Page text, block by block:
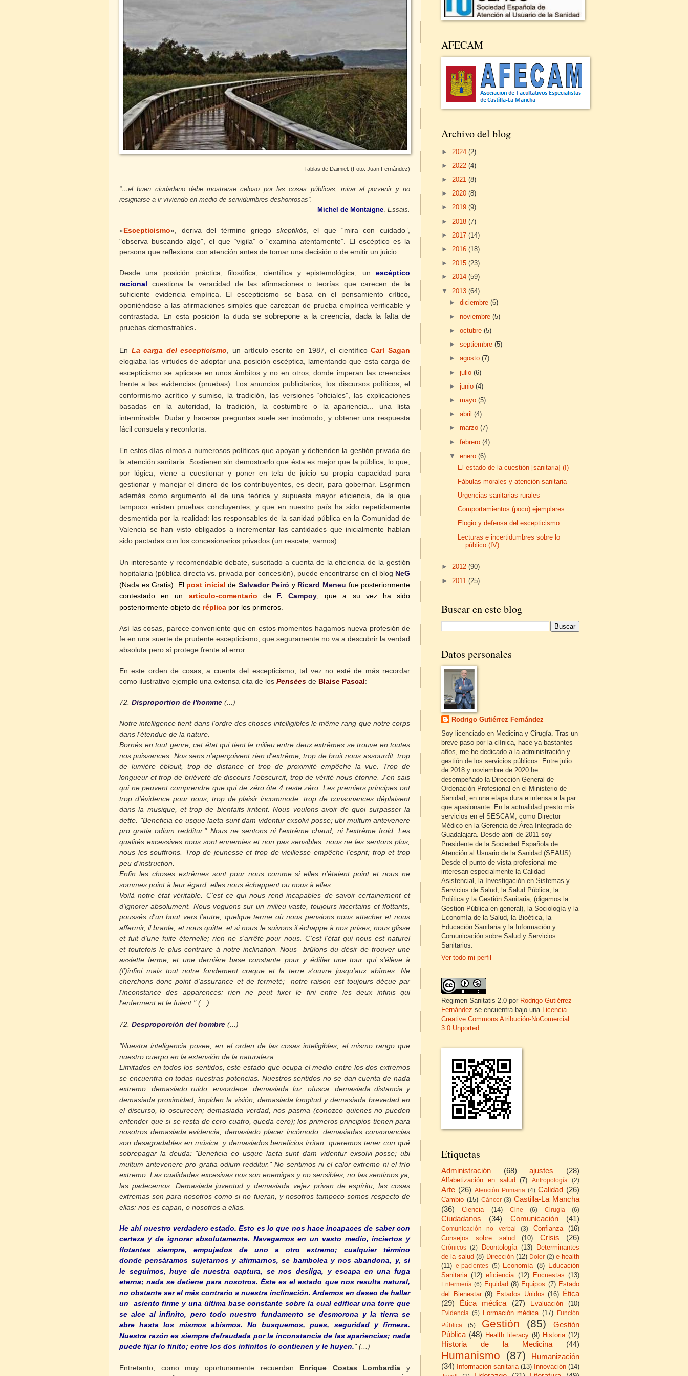
Tablas de Daimiel. (Foto: Juan Fernández)
“…el buen ciudadano debe mostrarse celoso por las cosas públicas, mirar al porvenir y no
resignarse a ir viviendo en medio de servidumbres deshonrosas”.
Michel de Montaigne. Essais.
«Escepticismo», deriva del término griego skeptikós, el que “mira con cuidado”,
"observa buscando algo", el que “vigila” o “examina atentamente”. El escéptico es la
persona que reflexiona con atención antes de tomar una decisión o de emitir un juicio.
Desde una posición práctica, filosófica, científica y epistemológica, un escéptico
racional
cuestiona la veracidad de las afirmaciones o teorías que carecen de la
suficiente evidencia empírica. El escepticismo se basa en el pensamiento crítico,
oponiéndose a las afirmaciones simples que carezcan de prueba empírica verificable y
contrastada. En esta posición la dudase sobrepone a la creencia, dada la falta de
pruebas demostrables.
En La carga del escepticismo, un artículo escrito en 1987, el científicoCarl Sagan
elogiaba las virtudes de adoptar una posición escéptica, lamentando que esta carga de
escepticismo se aplicase en unos ámbitos y no en otros, donde imperan las creencias
frente a las evidencias (pruebas). Los anuncios publicitarios, los discursos políticos, el
conformismo acrítico y sumiso, la tradición, las versiones “oficiales”, las explicaciones
basadas en la autoridad, la tradición, la costumbre o la apariencia... una lista
interminable. Dudar y hacerse preguntas suele ser incómodo, y obtener una respuesta
fácil consuela y reconforta.
En estos días oímos a numerosos políticos que apoyan y defienden la gestión privada de
la atención sanitaria. Sostienen sin demostrarlo que ésta es mejor que la pública, lo que,
por lógica, viene a cuestionar y poner en tela de juicio su propia capacidad para
gestionar y manejar el dinero de los contribuyentes, es decir, para gobernar. Esgrimen
además como argumento el de una teórica y supuesta mayor eficiencia, de la que
tampoco existen pruebas concluyentes, y que en nuestro país ha sido repetidamente
desmentida por la realidad: los responsables de la sanidad pública en la Comunidad de
Valencia se han visto obligados a incrementar las cantidades que inicialmente habían
sido pactadas con los concesionarios privados (un rescate, vamos).
Un interesante y recomendable debate, suscitado a cuenta de la eficiencia de la gestión
hopitalaria (pública directa vs. privada por concesión), puede encontrarse en el blog NeG
(Nada es Gratis). El post inicial de Salvador Peiró y Ricard Meneu fue posteriormente
contestado en un artículo-comentario de F. Campoy, que a su vez ha sido
posteriormente objeto de réplica por los primeros.
Así las cosas, parece conveniente que en estos momentos hagamos nueva profesión de
fe en una suerte de prudente escepticismo, que seguramente no va a descubrir la verdad
absoluta pero sí protege frente al error...
En este orden de cosas, a cuenta del escepticismo, tal vez no esté de más recordar
como ilustrativo ejemplo una extensa cita de los Pensées de Blaise Pascal:
72. Disproportion de l'homme (...)
Notre intelligence tient dans l'ordre des choses intelligibles le même rang que notre corps
dans l'étendue de la nature.
Bornés en tout genre, cet état qui tient le milieu entre deux extrêmes se trouve en toutes
nos puissances. Nos sens n'aperçoivent rien d'extrême, trop de bruit nous assourdit, trop
de lumière éblouit, trop de distance et trop de proximité empêche la vue. Trop de
longueur et trop de brièveté de discours l'obscurcit, trop de vérité nous étonne. J'en sais
qui ne peuvent comprendre que qui de zéro ôte 4 reste zéro. Les premiers principes ont
trop d'évidence pour nous; trop de plaisir incommode, trop de consonances déplaisent
dans la musique, et trop de bienfaits irritent. Nous voulons avoir de quoi surpasser la
dette. "Beneficia eo usque laeta sunt dam videntur exsolvi posse; ubi multum antevenere
pro gratia odium redditur." Nous ne sentons ni l'extrême chaud, ni l'extrême froid. Les
qualités excessives nous sont ennemies et non pas sensibles, nous ne les sentons plus,
nous les souffrons. Trop de jeunesse et trop de vieillesse empêche l'esprit; trop et trop
peu d'instruction.
Enfin les choses extrêmes sont pour nous comme si elles n'étaient point et nous ne
sommes point à leur égard; elles nous échappent ou nous à elles.
Voilà notre état véritable. C'est ce qui nous rend incapables de savoir certainement et
d'ignorer absolument. Nous voguons sur un milieu vaste, toujours incertains et flottants,
poussés d'un bout vers l'autre; quelque terme où nous pensions nous attacher et nous
affermir, il branle, et nous quitte, et si nous le suivons il échappe à nos prises, nous glisse
et fuit d'une fuite éternelle; rien ne s'arrête pour nous. C'est l'état qui nous est naturel
et toutefois le plus contraire à notre inclination. Nous brûlons du désir de trouver une
assiette ferme, et une dernière base constante pour y édifier une tour qui s'élève à
(l')infini mais tout notre fondement craque et la terre s'ouvre jusqu'aux abîmes. Ne
cherchons donc point d'assurance et de fermeté; notre raison est toujours déçue par
l'inconstance des apparences: rien ne peut fixer le fini entre les deux infinis qui
l'enferment et le fuient." (...)
72. Desproporción del hombre (...)
"Nuestra inteligencia posee, en el orden de las cosas inteligibles, el mismo rango que
nuestro cuerpo en la extensión de la naturaleza.
Limitados en todos los sentidos, este estado que ocupa el medio entre los dos extremos
se encuentra en todas nuestras potencias. Nuestros sentidos no se dan cuenta de nada
extremo: demasiado ruido, ensordece; demasiada luz, ofusca; demasiada distancia y
demasiada proximidad, impiden la visión; demasiada longitud y demasiada brevedad en
el discurso, lo oscurecen; demasiada verdad, nos pasma (conozco quienes no pueden
entender que si se resta de cero cuatro, queda cero); los primeros principios tienen para
nosotros demasiada evidencia, demasiado placer incómodo; demasiadas consonancias
son desagradables en música; y demasiados beneficios irritan, queremos tener con qué
sobrepagar la deuda: "Beneficia eo usque laeta sunt dam videntur exsolvi posse; ubi
multum antevenere pro gratia odium redditur." No sentimos ni el calor extremo ni el frío
extremo. Las cualidades excesivas nos son enemigas y no sensibles; no las sentimos ya,
las padecemos. Demasiada juventud y demasiada vejez privan de espíritu, las cosas
extremas son para nosotros como si no fueran, y nosotros tampoco somos respecto de
ellas: nos es capan, o nosotros a ellas.
He ahí nuestro verdadero estado. Esto es lo que nos hace incapaces de saber con
certeza y de ignorar absolutamente. Navegamos en un vasto medio, inciertos y
flotantes siempre, empujados de uno a otro extremo; cualquier término
donde pensáramos sujetarnos y afirmarnos, se bambolea y nos abandona, y, si
le seguimos, huye de nuestra captura, se nos desliga, y escapa en una fuga
eterna; nada se detiene para nosotros. Éste es el estado que nos resulta natural,
no obstante ser el más contrario a nuestra inclinación. Ardemos en deseo de hallar
un asiento firme y una última base constante sobre la cual edificar una torre que
se alce al infinito, pero todo nuestro fundamento se desmorona y la tierra se
abre hasta los mismos abismos. No busquemos, pues, seguridad y firmeza.
Nuestra razón es siempre defraudada por la inconstancia de las apariencias; nada
puede fijar lo finito; entre los dos infinitos lo contienen y le huyen." (...)
Entretanto, como muy oportunamente recuerdan Enrique Costas Lombardía y
AFECAM
Archivo del blog
► 2024 (2)
► 2022 (4)
► 2021 (8)
► 2020 (8)
► 2019 (9)
► 2018 (7)
► 2017 (14)
► 2016 (18)
► 2015 (23)
► 2014 (59)
▼ 2013 (64)
►diciembre(6)
►noviembre(5)
►octubre(5)
►septiembre(5)
►agosto(7)
►julio(6)
►junio(4)
►mayo(5)
►abril(4)
►marzo(7)
►febrero(4)
▼enero(6)
El estado de la cuestión [sanitaria] (I)
Fábulas morales y atención sanitaria
Urgencias sanitarias rurales
Comportamientos (poco) ejemplares
Elogio y defensa del escepticismo
Lecturas e incertidumbres sobre lo
público (IV)
► 2012 (90)
► 2011 (25)
Buscar en este blog
Datos personales
Rodrigo Gutiérrez Fernández
Soy licenciado en Medicina y Cirugía. Tras un
breve paso por la clínica, hace ya bastantes
años, me he dedicado a la administración y
gestión de los servicios públicos. Entre julio
de 2018 y noviembre de 2020 he
desempeñado la Dirección General de
Ordenación Profesional en el Ministerio de
Sanidad, en una etapa dura e intensa a la par
que apasionante. En la actualidad presto mis
servicios en el SESCAM, como Director
Médico en la Gerencia de Área Integrada de
Guadalajara. Desde abril de 2011 soy
Presidente de la Sociedad Española de
Atención al Usuario de la Sanidad (SEAUS).
Desde el punto de vista profesional me
interesan especialmente la Calidad
Asistencial, la Investigación en Sistemas y
Servicios de Salud, la Salud Pública, la
Política y la Gestión Sanitaria, (digamos la
Gestión Pública en general), la Sociología y la
Economía de la Salud, la Bioética, la
Educación Sanitaria y la Información y
Comunicación sobre Salud y Servicios
Sanitarios.
Ver todo mi perfil
Regimen Sanitatis 2.0 por Rodrigo Gutiérrez
Fernández se encuentra bajo una Licencia
Creative Commons Atribución-NoComercial
3.0 Unported.
Etiquetas
Administración (68) ajustes (28)
Alfabetización en salud (7) Antropología (2)
Arte (26) Atención Primaria (4) Calidad (26)
Cambio (15) Cáncer (3) Castilla-La Mancha
(36)
Ciencia (14) Cine (6) Cirugía (6)
Ciudadanos (34) Comunicación (41)
Comunicación no verbal (3) Confianza
(16)
Consejos sobre salud
(10) Crisis (26)
Crónicos (2) Deontología (13)
Determinantes
de la salud (8) Dirección (12) Dolor (2) e-health
(11)
e-pacientes (5) Economía (8)
Educación
Sanitaria (12) eficiencia (12) Encuestas (13)
Enfermería (6) Equidad (8) Equipos (7) Estado
del Bienestar (9) Estados Unidos (16) Ética
(29)
Ética médica (27) Evaluación (10)
Evidencia (5) Formación médica (17)
Función
Pública
(5) Gestión (85)
Gestión
Pública (48) Health literacy (9) Historia (12)
Historia de la Medicina (44)
Humanismo (87)
Humanización
(34) Información sanitaria (13) Innovación (14)